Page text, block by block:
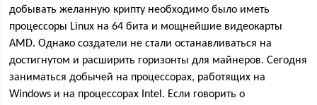
добывать желанную крипту необходимо было иметь
процессоры Linux на 64 бита и мощнейшие видеокарты
AMD. Однако создатели не стали останавливаться на
достигнутом и расширить горизонты для майнеров. Сегодня
заниматься добычей на процессорах, работящих на
Windows и на процессорах Intel. Если говорить о